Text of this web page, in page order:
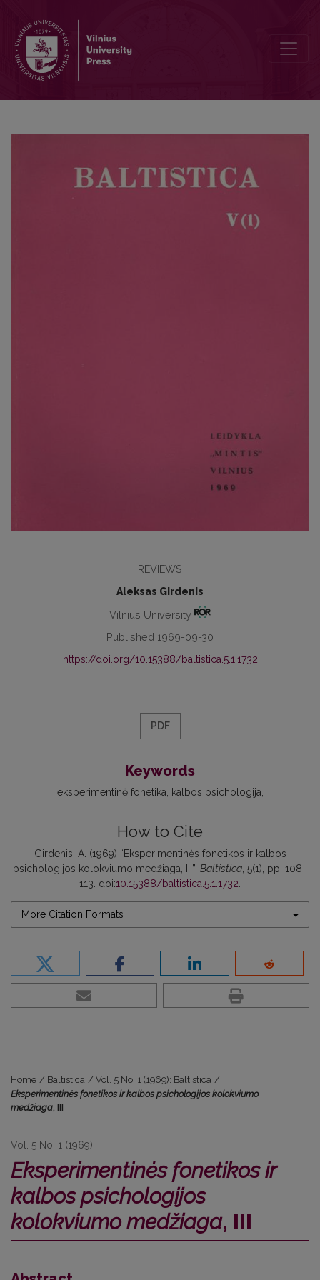
REVIEWS
Aleksas Girdenis
Vilnius University
Published 1969-09-30
https://doi.org/10.15388/baltistica.5.1.1732
PDF
Keywords
eksperimentinė fonetika kalbos psichologija
How to Cite
Girdenis, A. (1969) “Eksperimentinės fonetikos ir kalbos
psichologijos kolokviumo medžiaga, III”, Baltistica, 5(1), pp. 108–
113. doi:10.15388/baltistica.5.1.1732.
More Citation Formats
Home / Baltistica / Vol. 5 No. 1 (1969): Baltistica /
Eksperimentinės fonetikos ir kalbos psichologijos kolokviumo
medžiaga, III
Vol. 5 No. 1 (1969)
Eksperimentinės fonetikos ir
kalbos psichologijos
kolokviumo medžiaga, III